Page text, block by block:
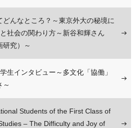
どんなところ？～東京外大の秘境に
社会の関わり方～新谷和輝さん
研究）～
生インタビュー～多文化「協働」
～
Students of the First Class of
– The Difficulty and Joy of